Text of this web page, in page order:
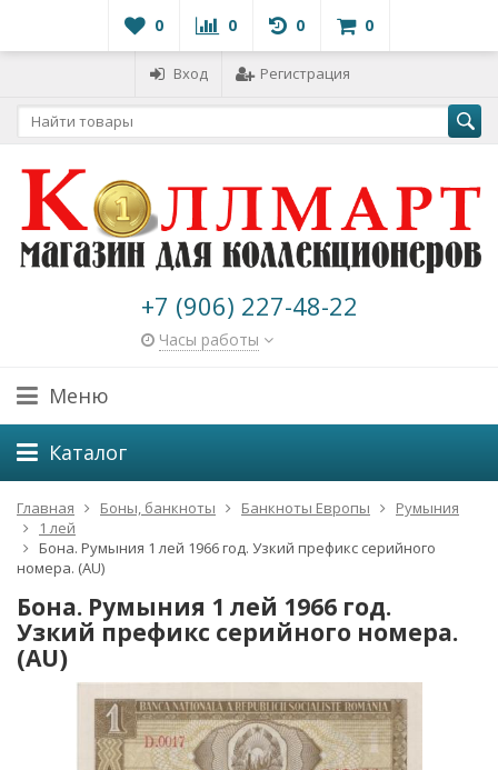
0 0 0 0
Вход Регистрация
+7 (906) 227-48-22
Часы работы
Меню
Каталог
Главная Боны, банкноты Банкноты Европы
Румыния
1 лей
Бона. Румыния 1 лей 1966 год. Узкий префикс серийного
номера. (AU)
Бона. Румыния 1 лей 1966 год.
Узкий префикс серийного номера.
(AU)